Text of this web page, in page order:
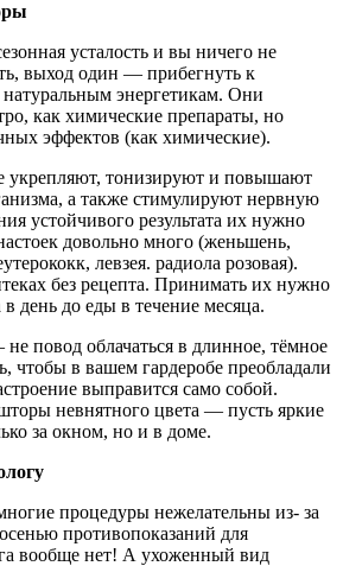
усталость и вы ничего не
выход один — прибегнуть к
энергетикам. Они
как хими­ческие препараты, но
эффектов (как химические).
укрепляют, тонизируют и повышают
а также стимулируют нервную
устойчивого результата их нужно
довольно много (женьшень,
левзея. радиола розовая).
без рецепта. При­нимать их нужно
в день до еды в течение месяца.
повод облачаться в длинное, тёмное
чтобы в вашем гардеробе преобладали
выправится само собой.
невнятного цвета — пусть яркие
за окном, но и в доме.
процедуры нежелательны из- за
противопоказаний для
вообще нет! А ухожен­ный вид